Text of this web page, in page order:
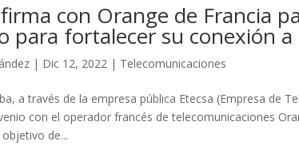
con Orange de Francia
para fortalecer su conexión
| Dic 12, 2022 | Telecomunicaciones
a través de la empresa pública Etecsa (Empresa de
con el operador francés de telecomunicaciones
de...